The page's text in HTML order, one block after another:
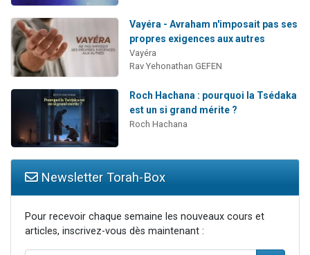
Vayéra - Avraham n'imposait pas ses
propres exigences aux autres
Vayéra
Rav Yehonathan GEFEN
Roch Hachana : pourquoi la Tsédaka
est un si grand mérite ?
Roch Hachana
Newsletter Torah-Box
Pour recevoir chaque semaine les nouveaux cours et
articles, inscrivez-vous dès maintenant :